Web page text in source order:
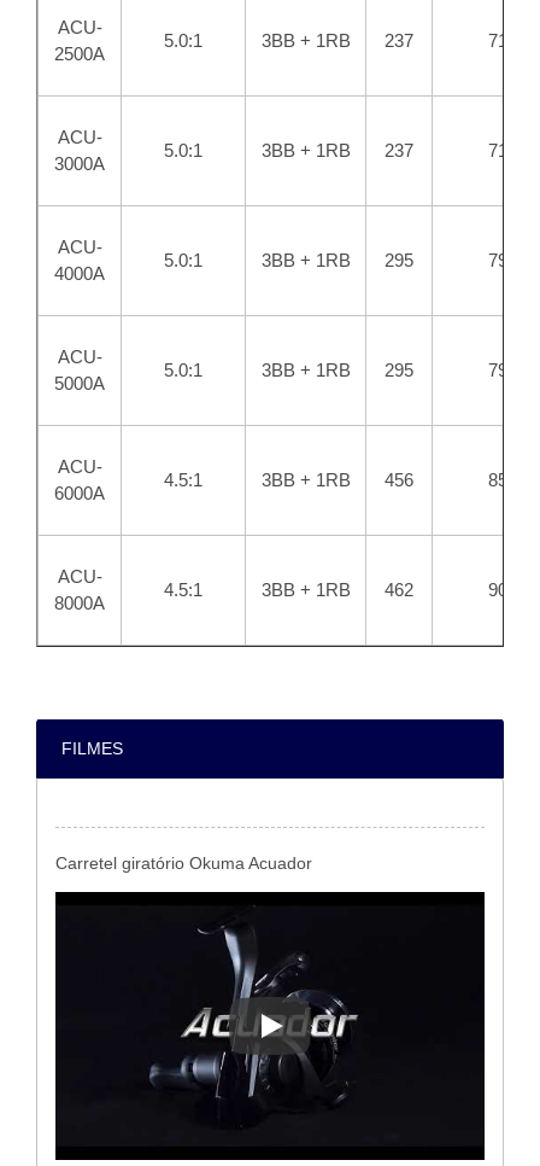
ACU-
2500A
5.0:1 3BB + 1RB 237 71
ACU-
3000A
5.0:1 3BB + 1RB 237 71
ACU-
4000A
5.0:1 3BB + 1RB 295 79
ACU-
5000A
5.0:1 3BB + 1RB 295 79
ACU-
6000A
4.5:1 3BB + 1RB 456 85
ACU-
8000A
4.5:1 3BB + 1RB 462 90
FILMES
Carretel giratório Okuma Acuador
Carretel giratório Okuma